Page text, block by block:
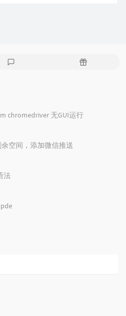
随
chromedriver 无GUI运行
空间，添加微信推送
法